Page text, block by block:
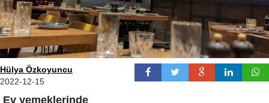
Hülya Özkoyuncu
2022-12-15
Ev yemeklerinde